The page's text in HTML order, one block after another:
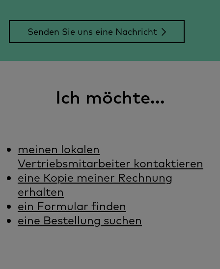
Senden Sie uns eine Nachricht
Ich möchte...
meinen lokalen
Vertriebsmitarbeiter kontaktieren
eine Kopie meiner Rechnung
erhalten
ein Formular finden
eine Bestellung suchen